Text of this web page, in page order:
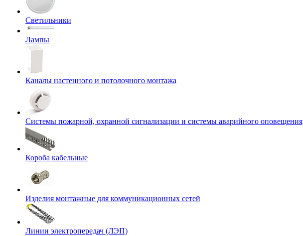
Светильники
Лампы
Каналы настенного и потолочного монтажа
Системы пожарной, охранной сигнализации и системы аварийного оповещения
Короба кабельные
Изделия монтажные для коммуникационных сетей
Линии электропередач (ЛЭП)